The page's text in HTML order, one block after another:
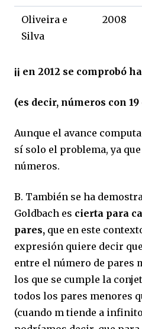
Oliveira e
Silva
2008
¡¡ en 2012 se comprobó
(es decir, números con
Aunque el avance
sí solo el problema, ya
números.
B. También se ha
Goldbach es cierta para
pares, que en este
expresión quiere decir
entre el número de pares
los que se cumple la
todos los pares menores
(cuando m tiende a